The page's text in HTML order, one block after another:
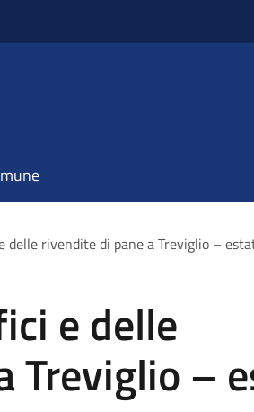
delle rivendite di pane a Treviglio –
e delle
Treviglio –